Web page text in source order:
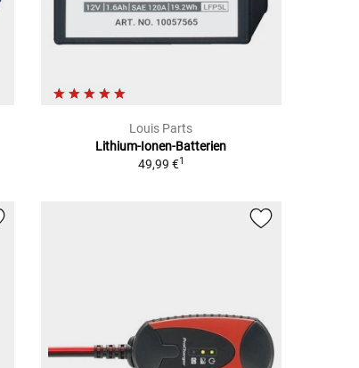
Louis Parts
Lithium-Ionen-Batterien
49,99 €1